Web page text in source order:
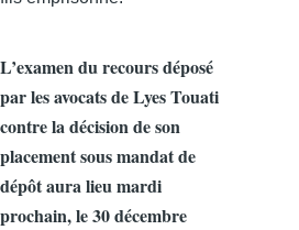
o
o
k
o
n
L’examen du recours déposé
par les avocats de Lyes Touati
contre la décision de son
placement sous mandat de
dépôt aura lieu mardi
prochain, le 30 décembre